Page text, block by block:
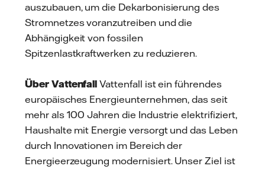
auszubauen, um die Dekarbonisierung des
Stromnetzes voranzutreiben und die
Abhängigkeit von fossilen
Spitzenlastkraftwerken zu reduzieren.
Über Vattenfall Vattenfall ist ein führendes
europäisches Energieunternehmen, das seit
mehr als 100 Jahren die Industrie elektrifiziert,
Haushalte mit Energie versorgt und das Leben
durch Innovationen im Bereich der
Energieerzeugung modernisiert. Unser Ziel ist